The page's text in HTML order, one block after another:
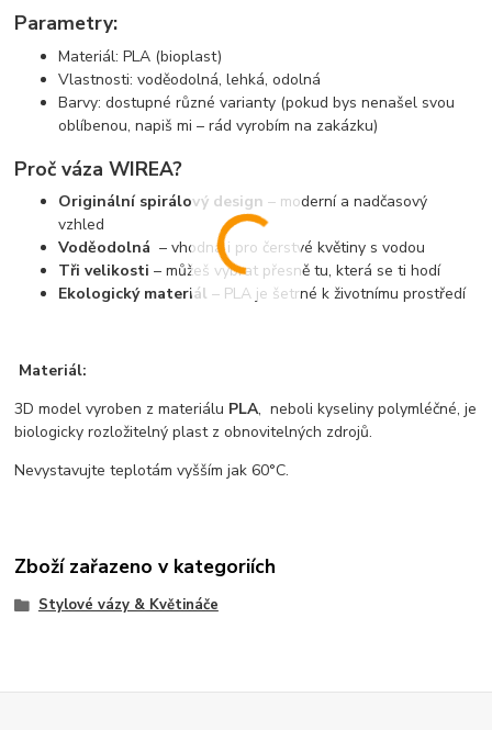
Parametry:
Materiál: PLA (bioplast)
Vlastnosti: voděodolná, lehká, odolná
Barvy: dostupné různé varianty (pokud bys nenašel svou
oblíbenou, napiš mi – rád vyrobím na zakázku)
Proč váza WIREA?
Originální spirálový design – moderní a nadčasový
vzhled
Voděodolná – vhodná i pro čerstvé květiny s vodou
Tři velikosti – můžeš vybrat přesně tu, která se ti hodí
Ekologický materiál – PLA je šetrné k životnímu prostředí
Materiál:
3D model vyroben z materiálu PLA, neboli kyseliny polymléčné, je
biologicky rozložitelný plast z obnovitelných zdrojů.
Nevystavujte teplotám vyšším jak 60°C.
Zboží zařazeno v kategoriích
Stylové vázy & Květináče